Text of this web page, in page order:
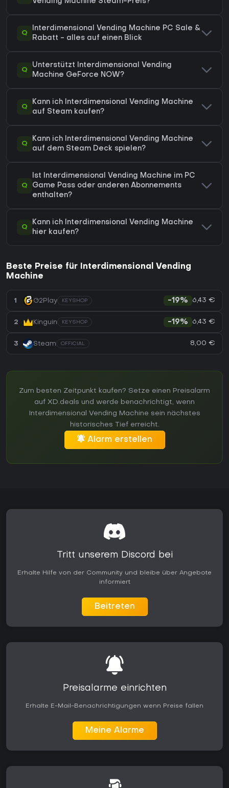
Vending Machine Steam-Preis?
Q
Interdimensional Vending Machine PC Sale &
Rabatt - alles auf einen Blick
Q
Unterstützt Interdimensional Vending
Machine GeForce NOW?
Q
Kann ich Interdimensional Vending Machine
auf Steam kaufen?
Q
Kann ich Interdimensional Vending Machine
auf dem Steam Deck spielen?
Q
Ist Interdimensional Vending Machine im PC
Game Pass oder anderen Abonnements
enthalten?
Q
Kann ich Interdimensional Vending Machine
hier kaufen?
Beste Preise für Interdimensional Vending
Machine
1 G2Play KEYSHOP -19% 6,43 €
2 Kinguin KEYSHOP -19% 6,43 €
3 Steam OFFICIAL 8,00 €
Zum besten Zeitpunkt kaufen? Setze einen Preisalarm
auf XD.deals und werde benachrichtigt, wenn
Interdimensional Vending Machine sein nächstes
historisches Tief erreicht.
Alarm erstellen
Tritt unserem Discord bei
Erhalte Hilfe von der Community und bleibe über Angebote
informiert
Beitreten
Preisalarme einrichten
Erhalte E-Mail-Benachrichtigungen wenn Preise fallen
Meine Alarme